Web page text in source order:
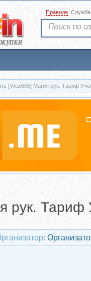
Правила Служба
[Viksi666] Магия рук. Тариф
рук. Тариф